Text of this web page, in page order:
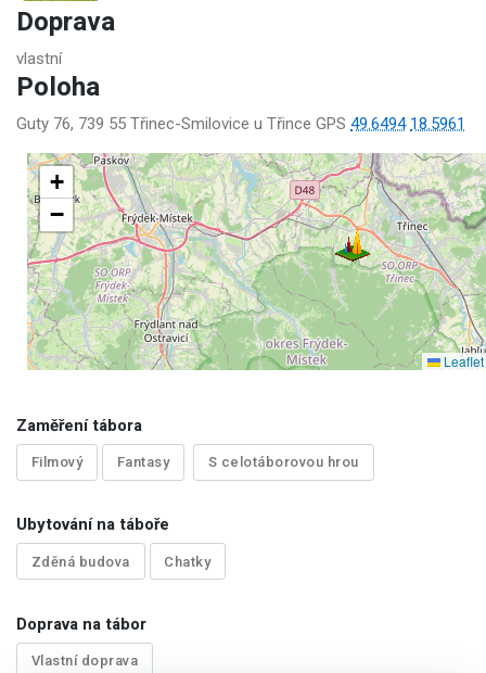
Doprava
vlastní
Poloha
Guty 76, 739 55 Třinec-Smilovice u Třince GPS 49.6494 18.5961
+
−
Leaflet
Zaměření tábora
Filmový Fantasy S celotáborovou hrou
Ubytování na táboře
Zděná budova Chatky
Doprava na tábor
Vlastní doprava